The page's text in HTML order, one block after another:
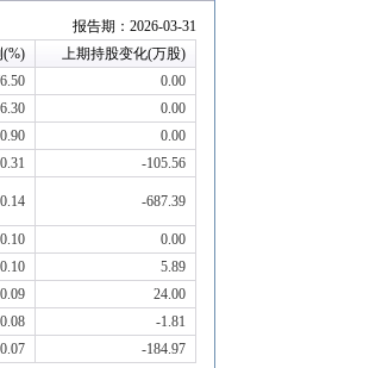
报告期：2026-03-31
(%)
上期持股变化(万股)
0.00
6.30
0.00
0.90
0.00
0.31
-105.56
0.14 -687.39
0.10
0.00
0.10
5.89
0.09
24.00
0.08
-1.81
0.07 -184.97